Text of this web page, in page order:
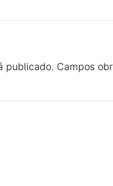
publicado. Campos